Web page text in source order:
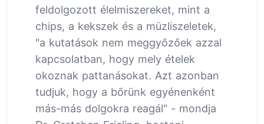
feldolgozott élelmiszereket, mint a
chips, a kekszek és a müzliszeletek,
"a kutatások nem meggyőzőek azzal
kapcsolatban, hogy mely ételek
okoznak pattanásokat. Azt azonban
tudjuk, hogy a bőrünk egyénenként
más-más dolgokra reagál" - mondja